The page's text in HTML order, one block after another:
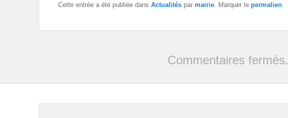
Cette entrée a été publiée dans Actualités par mairie. Marquer le permalien.
Commentaires fermés.